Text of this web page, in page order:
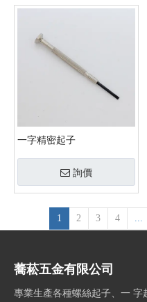
一字精密起子
詢價
1 2 3 4
蕎菘五金有限公司
專業生產各種螺絲起子、一 字